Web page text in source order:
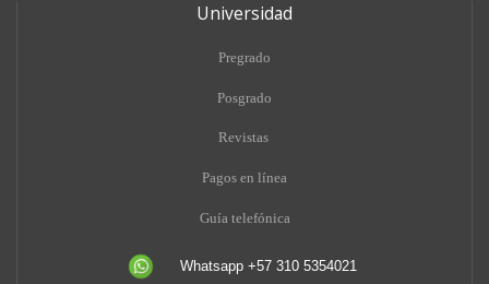
Universidad
Pregrado
Posgrado
Revistas
Pagos en línea
Guía telefónica
Whatsapp +57 310 5354021